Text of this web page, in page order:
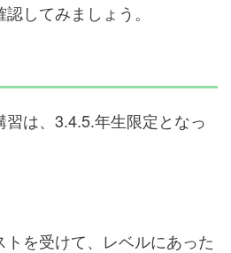
認してみましょう。
は、3.4.5.年生限定となっ
を受けて、レベルにあった